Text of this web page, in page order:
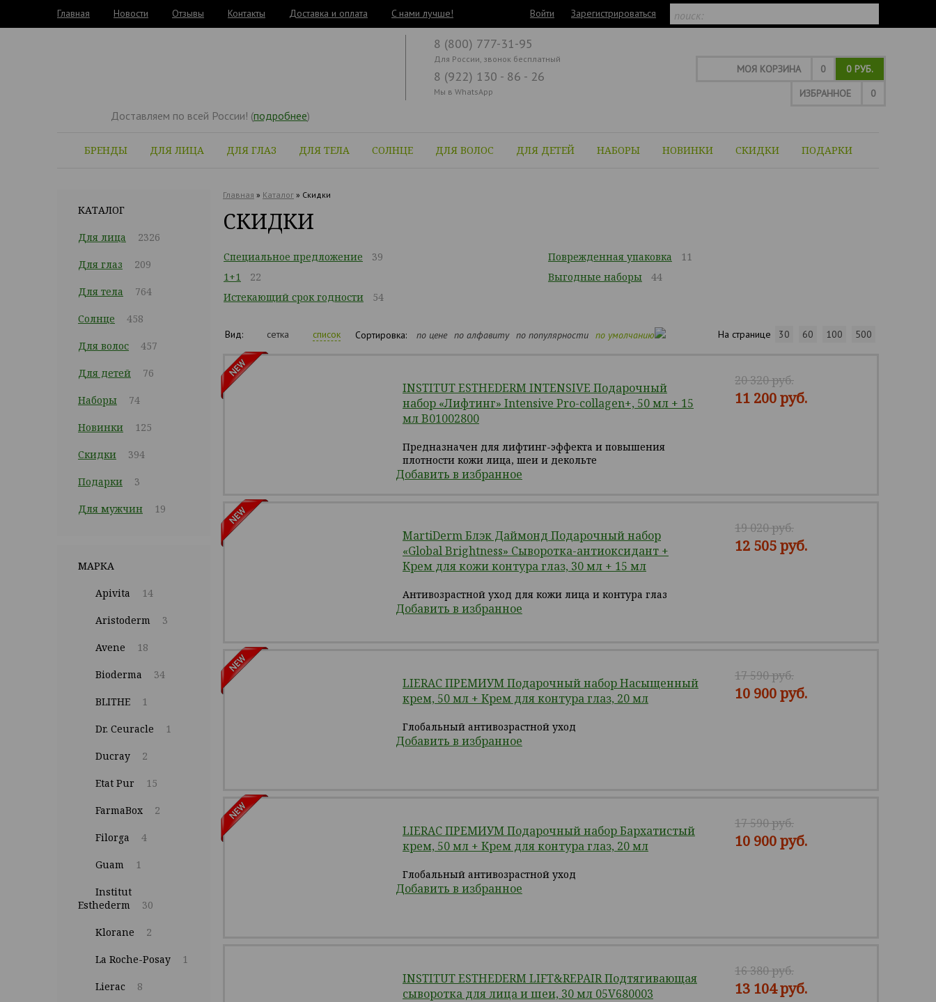
Главная Новости Отзывы Контакты Доставка и оплата C нами лучше! Войти Зарегистрироваться
Доставляем по всей России! (подробнее)
МОЯ КОРЗИНА 0
0 РУБ.
ИЗБРАННОЕ
0
БРЕНДЫ ДЛЯ ЛИЦА ДЛЯ ГЛАЗ ДЛЯ ТЕЛА СОЛНЦЕ ДЛЯ ВОЛОС ДЛЯ ДЕТЕЙ НАБОРЫ НОВИНКИ СКИДКИ ПОДАРКИ
8 (800) 777-31-95
Для России, звонок бесплатный
8 (922) 130 - 86 - 26
Мы в WhatsApp
КАТАЛОГ
Для лица 2326
Для глаз 209
Для тела 764
Солнце 458
Для волос 457
Для детей 76
Наборы 74
Новинки 125
Скидки 394
Подарки 3
Для мужчин 19
МАРКА
Apivita 14
Aristoderm 3
Avene 18
Bioderma 34
BLITHE 1
Dr. Ceuracle 1
Ducray 2
Etat Pur 15
FarmaBox 2
Filorga 4
Guam 1
Institut
Esthederm
30
Klorane 2
La Roche-Posay 1
Lierac 8
Главная » Каталог » Скидки
СКИДКИ
Специальное предложение
39
1+1
22
Истекающий срок годности
54
Поврежденная упаковка
11
Выгодные наборы
44
Вид: сетка список Сортировка: по цене по алфавиту по популярности по умолчанию На странице 30 60 100 500
INSTITUT ESTHEDERM INTENSIVE Подарочный
набор «Лифтинг» Intensive Pro-collagen+, 50 мл + 15
мл B01002800
Предназначен для лифтинг-эффекта и повышения
плотности кожи лица, шеи и декольте
Добавить в избранное
20 320 руб.
11 200 руб.
MartiDerm Блэк Даймонд Подарочный набор
«Global Brightness» Сыворотка-антиоксидант +
Крем для кожи контура глаз, 30 мл + 15 мл
Антивозрастной уход для кожи лица и контура глаз
Добавить в избранное
19 020 руб.
12 505 руб.
LIERAC ПРЕМИУМ Подарочный набор Насыщенный
крем, 50 мл + Крем для контура глаз, 20 мл
Глобальный антивозрастной уход
Добавить в избранное
17 590 руб.
10 900 руб.
LIERAC ПРЕМИУМ Подарочный набор Бархатистый
крем, 50 мл + Крем для контура глаз, 20 мл
Глобальный антивозрастной уход
Добавить в избранное
17 590 руб.
10 900 руб.
INSTITUT ESTHEDERM LIFT&REPAIR Подтягивающая
сыворотка для лица и шеи, 30 мл 05V680003
16 380 руб.
13 104 руб.